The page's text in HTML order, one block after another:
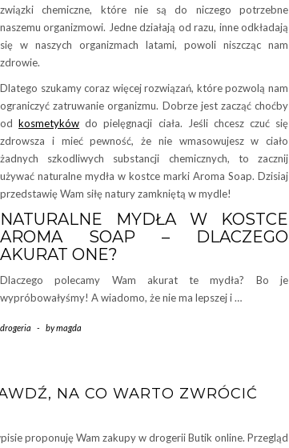
związki chemiczne, które nie są do niczego potrzebne
naszemu organizmowi. Jedne działają od razu, inne odkładają
się w naszych organizmach latami, powoli niszcząc nam
zdrowie.
Dlatego szukamy coraz więcej rozwiązań, które pozwolą nam
ograniczyć zatruwanie organizmu. Dobrze jest zacząć choćby
odkosmetyków do pielęgnacji ciała. Jeśli chcesz czuć się
zdrowsza i mieć pewność, że nie wmasowujesz w ciało
żadnych szkodliwych substancji chemicznych, to zacznij
używać naturalne mydła w kostce marki Aroma Soap. Dzisiaj
przedstawię Wam siłę natury zamkniętą w mydle!
NATURALNE MYDŁA W KOSTCE
AROMA SOAP – DLACZEGO
AKURAT ONE?
Dlaczego polecamy Wam akurat te mydła? Bo je
wypróbowałyśmy! A wiadomo, że nie ma lepszej i …
drogeria - bymagda
NA CO WARTO ZWRÓCIĆ
proponuję Wam zakupy w drogerii Butik online. Przegląd